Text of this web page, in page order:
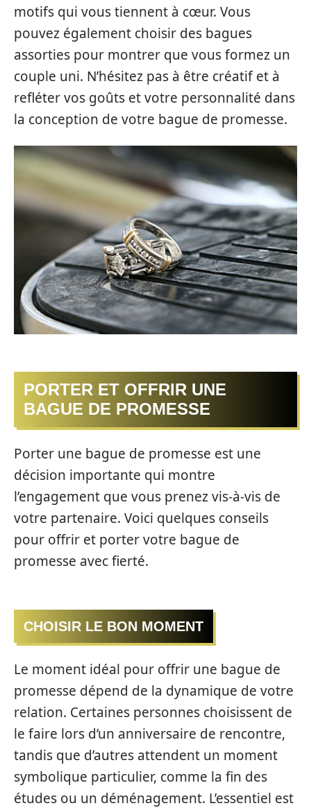
motifs qui vous tiennent à cœur. Vous
pouvez également choisir des bagues
assorties pour montrer que vous formez un
couple uni. N’hésitez pas à être créatif et à
refléter vos goûts et votre personnalité dans
la conception de votre bague de promesse.
PORTER ET OFFRIR UNE
BAGUE DE PROMESSE
Porter une bague de promesse est une
décision importante qui montre
l’engagement que vous prenez vis-à-vis de
votre partenaire. Voici quelques conseils
pour offrir et porter votre bague de
promesse avec fierté.
CHOISIR LE BON MOMENT
Le moment idéal pour offrir une bague de
promesse dépend de la dynamique de votre
relation. Certaines personnes choisissent de
le faire lors d’un anniversaire de rencontre,
tandis que d’autres attendent un moment
symbolique particulier, comme la fin des
études ou un déménagement. L’essentiel est